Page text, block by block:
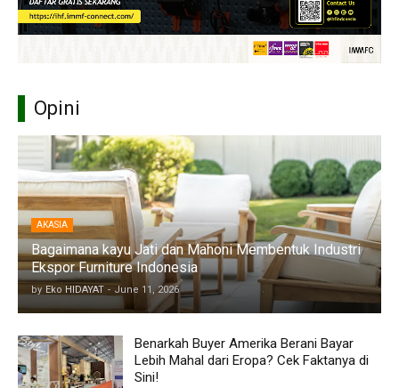
Opini
AKASIA
Bagaimana kayu Jati dan Mahoni Membentuk Industri
Ekspor Furniture Indonesia
by Eko HIDAYAT - June 11, 2026
Benarkah Buyer Amerika Berani Bayar
Lebih Mahal dari Eropa? Cek Faktanya di
Sini!